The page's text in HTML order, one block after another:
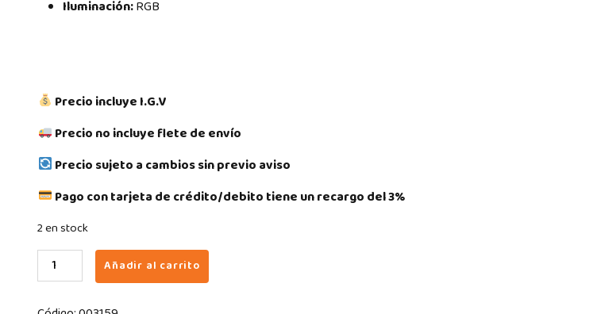
Iluminación:RGB
Precio incluye I.G.V
Precio no incluye flete de envío
Precio sujeto a cambios sin previo aviso
Pago con tarjeta de crédito/debito tiene un recargo del 3%
2 en stock
BRAZO
PARA
Añadir al carrito